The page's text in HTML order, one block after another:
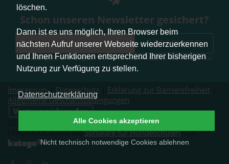
löschen.
Dann ist es uns möglich, Ihren Browser beim
nächsten Aufruf unserer Webseite wiederzuerkennen
und Ihnen Funktionen entsprechend Ihrer bisherigen
Nutzung zur Verfügung zu stellen.
Datenschutzerklärung
Nicht technisch notwendige Cookies ablehnen
Alle Cookies akzeptieren
Schon unseren Newsletter gesichert?
Abonnieren
Abmeldung jederzeit möglich. Weitere Infos zum Datenschutz erhalten Sie
hier.
Impressum| Datenschutz Erklärung zur Barrierefreiheit
Allgemeine Geschäftsbedingungen
Vertrag widerrufen
2026 © Pfotenliebe Stuttgart. Alle Rechte vorbehalten.
Unterstützt durch dieSoftware für Hundeschulenvon
kutego®.